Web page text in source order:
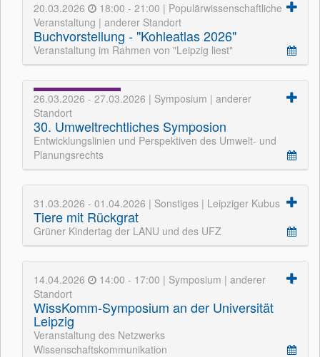
20.03.2026
18:00 - 21:00 | Populärwissenschaftliche
Veranstaltung | anderer Standort
Buchvorstellung - "Kohleatlas 2026"
Veranstaltung im Rahmen von "Leipzig liest"
26.03.2026 - 27.03.2026 | Symposium | anderer
Standort
30. Umweltrechtliches Symposion
Entwicklungslinien und Perspektiven des Umwelt- und
Planungsrechts
31.03.2026 - 01.04.2026 | Sonstiges | Leipziger Kubus
Tiere mit Rückgrat
Grüner Kindertag der LANU und des UFZ
14.04.2026
14:00 - 17:00 | Symposium | anderer
Standort
WissKomm-Symposium an der Universität
Leipzig
Veranstaltung des Netzwerks
Wissenschaftskommunikation